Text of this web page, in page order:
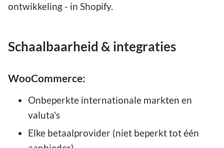
ontwikkeling - in Shopify.
Schaalbaarheid & integraties
WooCommerce:
Onbeperkte internationale markten en
valuta's
Elke betaalprovider (niet beperkt tot één